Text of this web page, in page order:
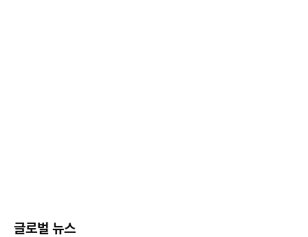
글로벌 뉴스